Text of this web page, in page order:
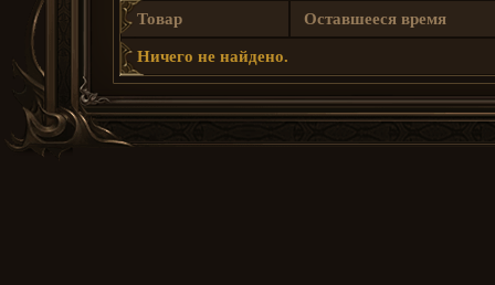
Товар Оставшееся время
Ничего не найдено.